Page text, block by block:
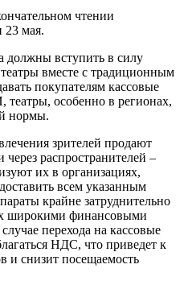
чтении
23 мая.
должны вступить в силу
вместе с традиционным
покупателям кассовые
особенно в регионах,
нормы.
зрителей продают
через распространителей –
их в организациях,
всем указанным
крайне затруднительно
широкими финансовыми
перехода на кассовые
НДС, что приведет к
и снизит посещаемость